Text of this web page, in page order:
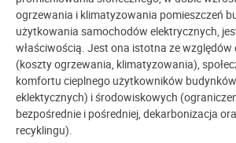
ogrzewania i klimatyzowania pomieszczeń
użytkowania samochodów elektrycznych,
właściwością. Jest ona istotna ze względów
(koszty ogrzewania, klimatyzowania),
komfortu cieplnego użytkowników
eklektycznych) i środowiskowych
bezpośrednie i pośredniej, dekarbonizacja
recyklingu).